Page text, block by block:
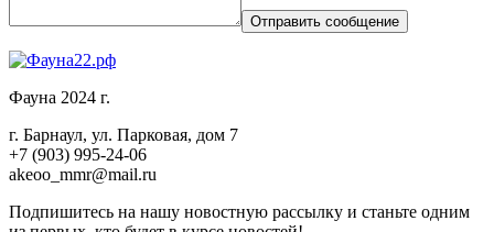
Отправить сообщение
Фауна 2024 г.
г. Барнаул, ул. Парковая, дом 7
+7 (903) 995-24-06
akeoo_mmr@mail.ru
Подпишитесь на нашу новостную рассылку и станьте одним